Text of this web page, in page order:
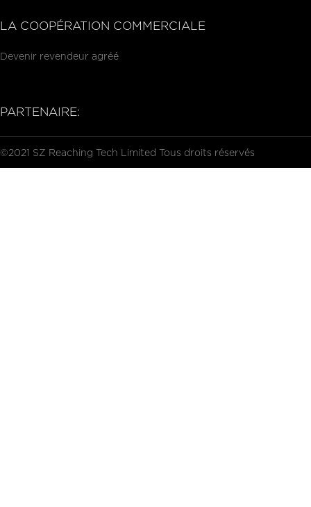
LA COOPÉRATION COMMERCIALE
Devenir revendeur agréé
PARTENAIRE:
©2021 SZ Reaching Tech Limited Tous droits réservés